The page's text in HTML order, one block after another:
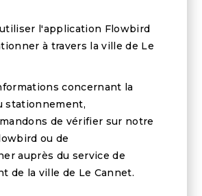
l'application Flowbird
à travers la ville de Le
concernant la
stationnement,
de vérifier sur notre
ou de
auprès du service de
de la ville de Le Cannet.